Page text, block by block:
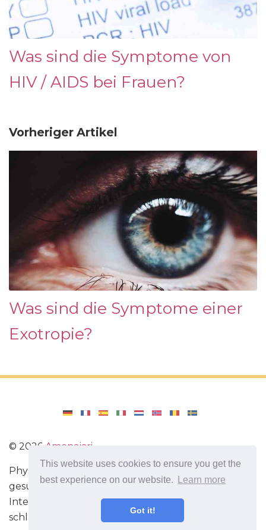
This website uses cookies to ensure you get the
best experience on our website.
Learn more
Got it!
Was sind die Symptome von
HIV / AIDS bei Frauen?
Vorheriger Artikel
Was sind die Symptome einer
Exotropie?
© 2026 Amenajari
Physische Übungen. Diäten und Rezepte für eine
gesunde Ernährung. Übungen für das Gehirn.
Interessante Fakten. Selbstentwicklung. Sei heute
schlauer und stärker!